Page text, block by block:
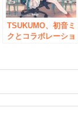
TSUKUMO、初音ミ
クとコラボレーショ
器6商品を2020年7月